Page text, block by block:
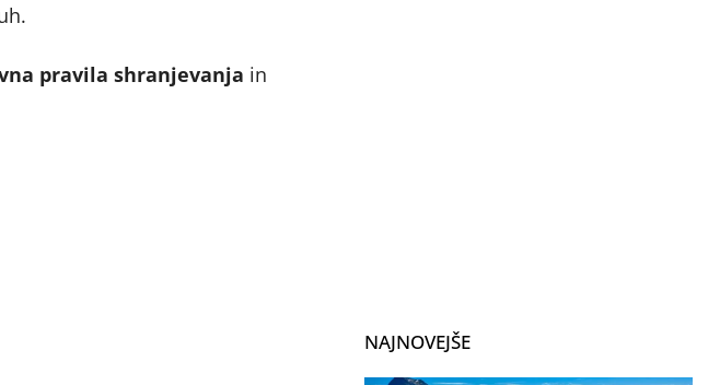
pravila shranjevanja in
NAJNOVEJŠE